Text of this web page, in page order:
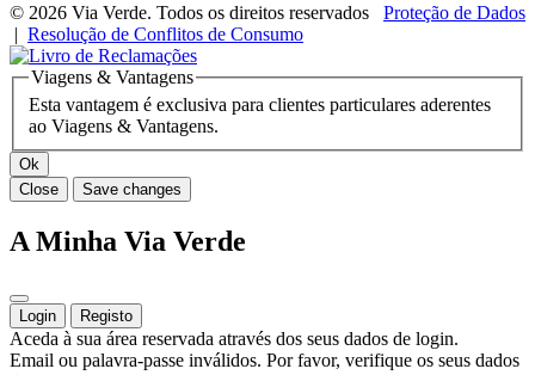
© 2026 Via Verde. Todos os direitos reservados
Proteção de Dados
| Resolução de Conflitos de Consumo
Viagens & Vantagens
Esta vantagem é exclusiva para clientes particulares aderentes
ao Viagens & Vantagens.
Ok
Close
Save changes
A Minha Via Verde
Login Registo
Aceda à sua área reservada através dos seus dados de login.
Email ou palavra-passe inválidos. Por favor, verifique os seus dados